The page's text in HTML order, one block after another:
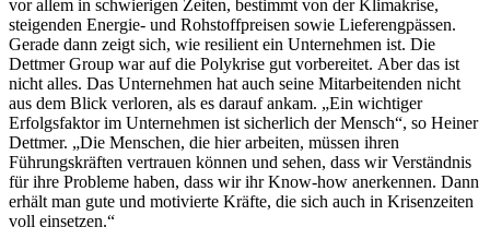
vor allem in schwierigen Zeiten, bestimmt von der Klimakrise,
steigenden Energie- und Rohstoffpreisen sowie Lieferengpässen.
Gerade dann zeigt sich, wie resilient ein Unternehmen ist. Die
Dettmer Group war auf die Polykrise gut vorbereitet. Aber das ist
nicht alles. Das Unternehmen hat auch seine Mitarbeitenden nicht
aus dem Blick verloren, als es darauf ankam. „Ein wichtiger
Erfolgsfaktor im Unternehmen ist sicherlich der Mensch“, so Heiner
Dettmer. „Die Menschen, die hier arbeiten, müssen ihren
Führungskräften vertrauen können und sehen, dass wir Verständnis
für ihre Probleme haben, dass wir ihr Know-how anerkennen. Dann
erhält man gute und motivierte Kräfte, die sich auch in Krisenzeiten
voll einsetzen.“